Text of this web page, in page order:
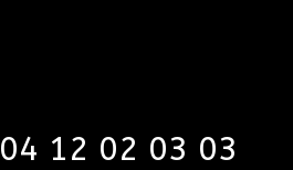
04 12 02 03 03